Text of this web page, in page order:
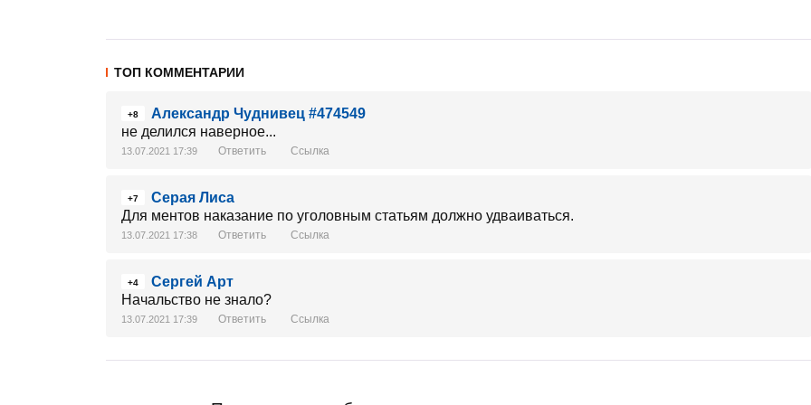
ТОП КОММЕНТАРИИ
+8
Александр Чуднивец #474549
не делился наверное...
13.07.2021 17:39 Ответить Ссылка
+7
Серая Лиса
Для ментов наказание по уголовным статьям должно удваиваться.
13.07.2021 17:38 Ответить Ссылка
+4
Сергей Арт
Начальство не знало?
13.07.2021 17:39 Ответить Ссылка